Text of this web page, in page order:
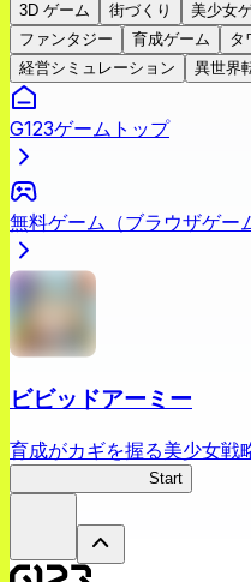
3D ゲーム
街づくり 美少女
ファンタジー
育成ゲーム
タ
経営シミュレーション
異世界
G123ゲームトップ
無料ゲーム（ブラウザゲー
ビビッドアーミー
育成がカギを握る美少女戦
Start